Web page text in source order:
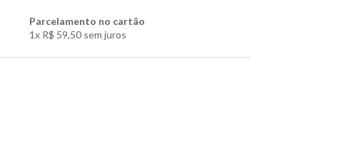
Parcelamento no cartão
1x R$ 59,50 sem juros